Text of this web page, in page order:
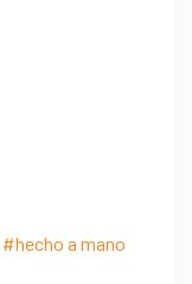
#hecho a mano